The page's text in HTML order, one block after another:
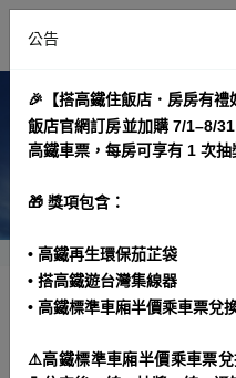
專案期間：
公告
🎉【搭高鐵住飯店．房房有禮
飯店官網訂房並加購 7/1–8/
高鐵車票，每房可享有 1 次抽
🎁 獎項包含：
• 高鐵再生環保茄芷袋
• 搭高鐵遊台灣集線器
• 高鐵標準車廂半價乘車票兌
⚠️高鐵標準車廂半價乘車票